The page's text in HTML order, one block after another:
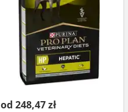
od 248,47 zł